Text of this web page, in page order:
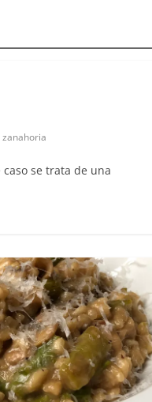
zanahoria
se trata de una